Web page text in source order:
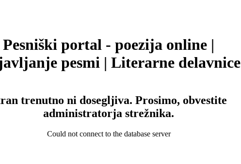
Pesniški portal - poezija online |
pesmi | Literarne delavnice
trenutno ni dosegljiva. Prosimo, obvestite
administratorja strežnika.
Could not connect to the database server